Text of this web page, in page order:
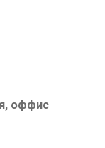
оффис